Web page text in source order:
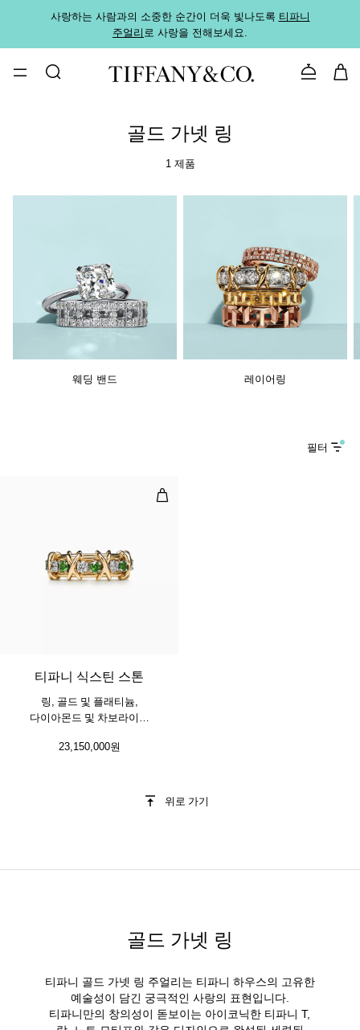
사랑하는 사람과의 소중한 순간이 더욱 빛나도록 티파니
주얼리로 사랑을 전해보세요.
문의하기
골드 가넷 링
1 제품
웨딩 밴드 레이어링
필터
링, 골드 및 플래티늄, 다이아몬드
티파니 식스틴 스톤
링, 골드 및 플래티늄,
다이아몬드 및 차보라이트
23,150,000원
위로 가기
골드 가넷 링
티파니 골드 가넷 링 주얼리는 티파니 하우스의 고유한
예술성이 담긴 궁극적인 사랑의 표현입니다.
티파니만의 창의성이 돋보이는 아이코닉한 티파니 T,